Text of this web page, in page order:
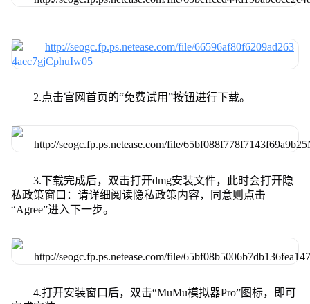
2.点击官网首页的“免费试用”按钮进行下载。
3.下载完成后，双击打开dmg安装文件，此时会打开隐
私政策窗口：请详细阅读隐私政策内容，同意则点击
“Agree”进入下一步。
4.打开安装窗口后，双击“MuMu模拟器Pro”图标，即可